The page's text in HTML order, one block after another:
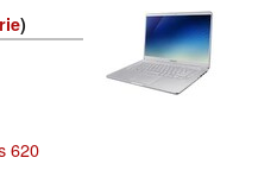
)
620